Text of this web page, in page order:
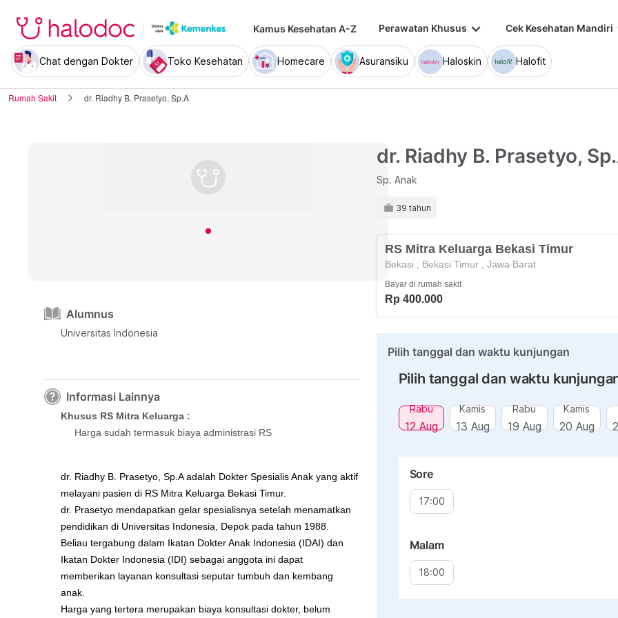
Kamus Kesehatan A-Z Perawatan Khusus keyboard_arrow_down Cek Kesehatan Mandiri
Chat dengan Dokter Toko Kesehatan Homecare Asuransiku Haloskin Halofit
Rumah Sakit dr. Riadhy B. Prasetyo, Sp.A
Alumnus
Universitas Indonesia
Informasi Lainnya
Khusus RS Mitra Keluarga :
Harga sudah termasuk biaya administrasi RS
dr. Riadhy B. Prasetyo, Sp.A adalah Dokter Spesialis Anak yang aktif
melayani pasien di RS Mitra Keluarga Bekasi Timur.
dr. Prasetyo mendapatkan gelar spesialisnya setelah menamatkan
pendidikan di Universitas Indonesia, Depok pada tahun 1988.
Beliau tergabung dalam Ikatan Dokter Anak Indonesia (IDAI) dan
Ikatan Dokter Indonesia (IDI) sebagai anggota ini dapat
memberikan layanan konsultasi seputar tumbuh dan kembang
anak.
Harga yang tertera merupakan biaya konsultasi dokter, belum
dr. Riadhy B. Prasetyo,
Sp. Anak
39 tahun
RS Mitra Keluarga Bekasi Timur
Bekasi Bekasi Timur Jawa Barat
Bayar di rumah sakit
Rp 400.000
Pilih tanggal dan waktu kunjungan
Pilih tanggal dan waktu
Rabu
12 Aug
Kamis
13 Aug
Rabu
19 Aug
Kamis
20 Aug
Sore
17:00
Malam
18:00